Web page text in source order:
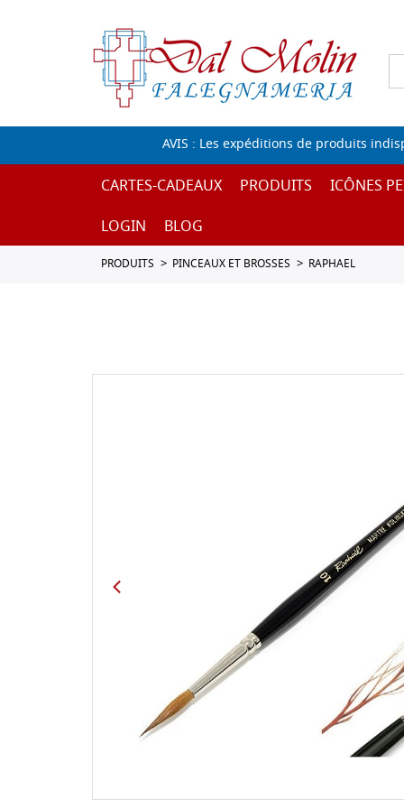
AVIS : Les expéditions de produits
CARTES-CADEAUX PRODUITS
ICÔNES
LOGIN
BLOG
PRODUITS PINCEAUX ET BROSSES RAPHAEL